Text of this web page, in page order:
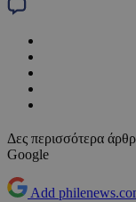
Δες περισσότερα
Google
Add